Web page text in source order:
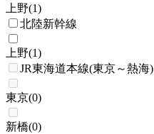
上野(1)
北陸新幹線
上野(1)
JR東海道本線(東京～熱海)
東京(0)
新橋(0)